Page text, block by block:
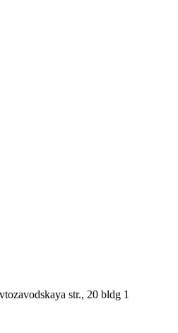
str., 20 bldg 1